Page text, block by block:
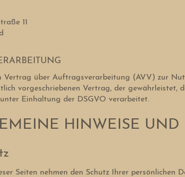
11
Vertrag über Auftragsverarbeitung (AVV) zur
vorgeschriebenen Vertrag, der gewährleistet,
Einhaltung der DSGVO verarbeitet.
HINWEISE
Seiten nehmen den Schutz Ihrer